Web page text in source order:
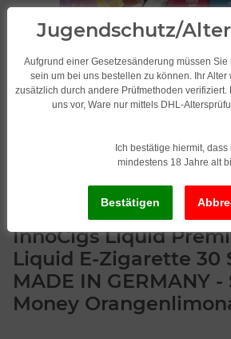
InnoCigs Liquid
Liquid E-Zigarette 30
MADE IN GERMANY
Money
Jugendschutz/
Aufgrund einer Gesetzesänderung müssen
sein um bei uns bestellen zu können. Ihr
zusätzlich durch andere Prüfmethoden
uns vor, Ware nur mittels DHL-
Ich bestätige hiermit, dass
mindestens 18 Jahre alt